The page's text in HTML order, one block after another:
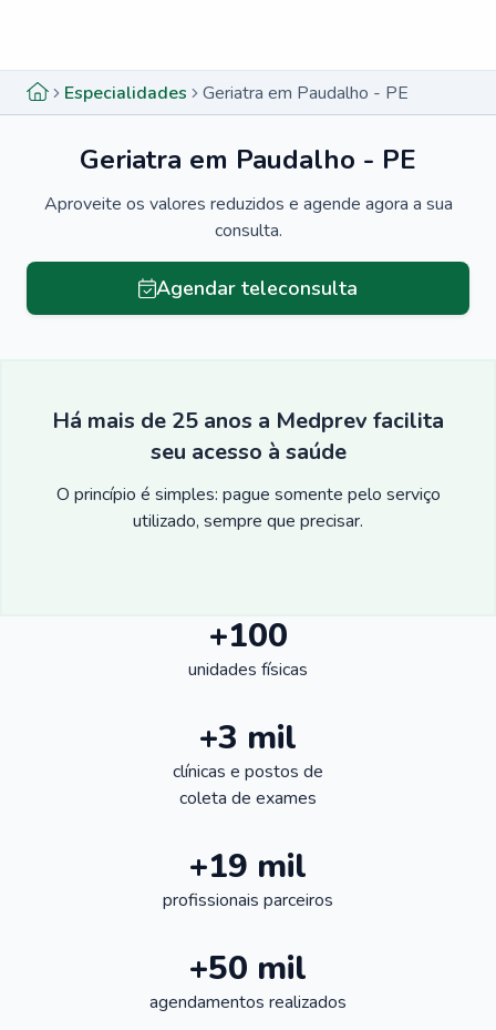
Especialidades Geriatra em Paudalho - PE
Geriatra em Paudalho - PE
Aproveite os valores reduzidos e agende agora a sua
consulta.
Agendar teleconsulta
Há mais de 25 anos a Medprev facilita
seu acesso à saúde
O princípio é simples: pague somente pelo serviço
utilizado, sempre que precisar.
+100
unidades físicas
+3 mil
clínicas e postos de
coleta de exames
+19 mil
profissionais parceiros
+50 mil
agendamentos realizados